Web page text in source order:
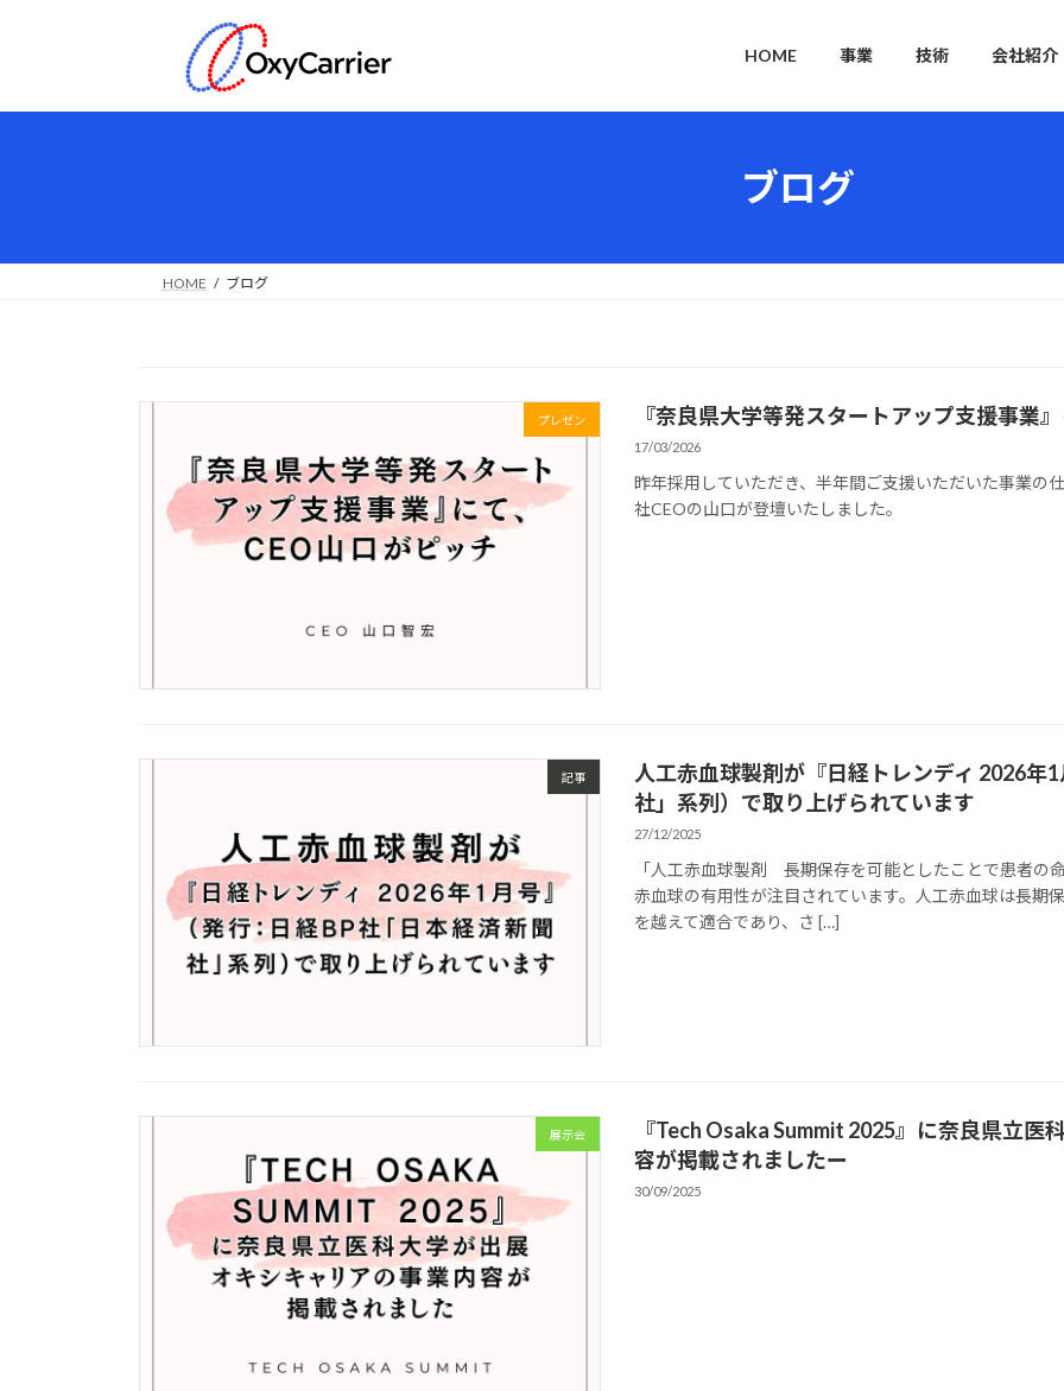
プ
動
HOME 事業 技術 会社紹介
ブログ
HOME ブログ
プレゼン 『奈良県大学等発スタートアップ支援事業
17/03/2026
昨年採用していただき、半年間ご支援いただいた事業の
社CEOの山口が登壇いたしました。
記事
人工赤血球製剤が『日経トレンディ 2026年
社」系列）で取り上げられています
27/12/2025
「人工赤血球製剤 長期保存を可能としたことで患者の
赤血球の有用性が注目されています。人工赤血球は長期
を越えて適合であり、さ […]
展示会
『Tech Osaka Summit 2025』に奈良県立
容が掲載されましたー
30/09/2025